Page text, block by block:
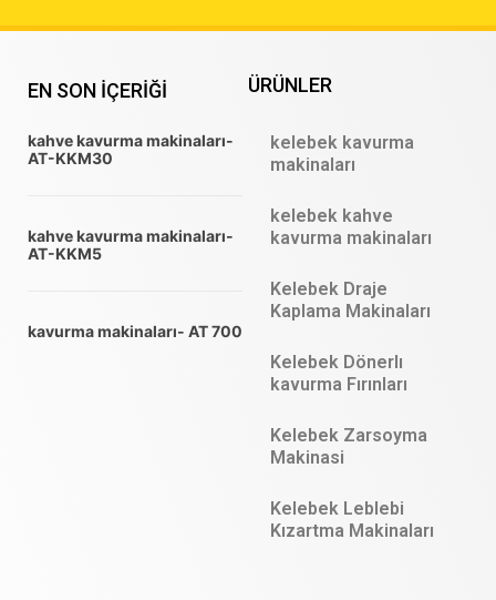
EN SON IÇERIĞI
kahve kavurma makinaları-
AT-KKM30
kahve kavurma makinaları-
AT-KKM5
kavurma makinaları- AT 700
ÜRÜNLER
kelebek kavurma
makinaları
kelebek kahve
kavurma makinaları
Kelebek Draje
Kaplama Makinaları
Kelebek Dönerlı
kavurma Fırınları
Kelebek Zarsoyma
Makinasi
Kelebek Leblebi
Kızartma Makinaları